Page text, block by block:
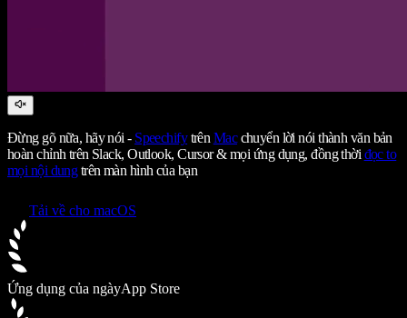
Đừng gõ nữa, hãy nói - Speechifytrên Macchuyển lời nói thành văn bản
hoàn chỉnh trên Slack, Outlook, Cursor & mọi ứng dụng, đồng thời đọc to
mọi nội dungtrên màn hình của bạn
Tải về cho macOS
Ứng dụng của ngàyApp Store